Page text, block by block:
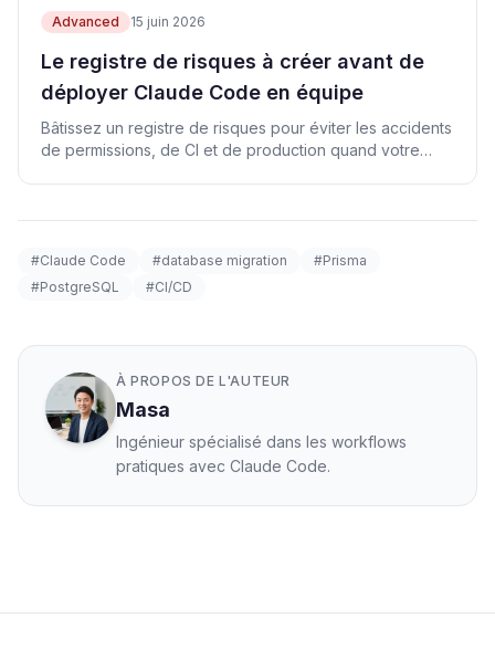
Advanced 15 juin 2026
Le registre de risques à créer avant de
déployer Claude Code en équipe
Bâtissez un registre de risques pour éviter les accidents
de permissions, de CI et de production quand votre
#Claude Code #database migration
#Prisma
#PostgreSQL
#CI/CD
À PROPOS DE L'AUTEUR
Masa
Ingénieur spécialisé dans les workflows
pratiques avec Claude Code.